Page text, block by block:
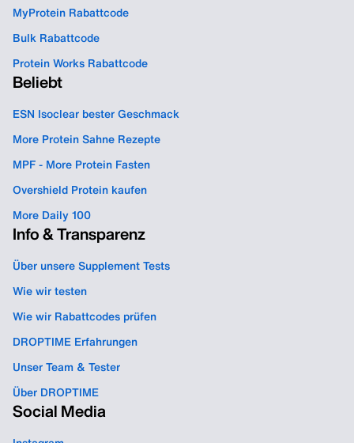
MyProtein Rabattcode
Bulk Rabattcode
Protein Works Rabattcode
Beliebt
ESN Isoclear bester Geschmack
More Protein Sahne Rezepte
MPF - More Protein Fasten
Overshield Protein kaufen
More Daily 100
Info & Transparenz
Über unsere Supplement Tests
Wie wir testen
Wie wir Rabattcodes prüfen
DROPTIME Erfahrungen
Unser Team & Tester
Über DROPTIME
Social Media